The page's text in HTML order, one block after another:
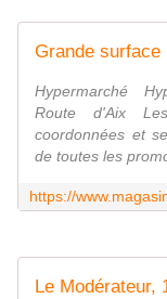
Hypermarché
Route d'Aix
coordonnées et
de toutes les